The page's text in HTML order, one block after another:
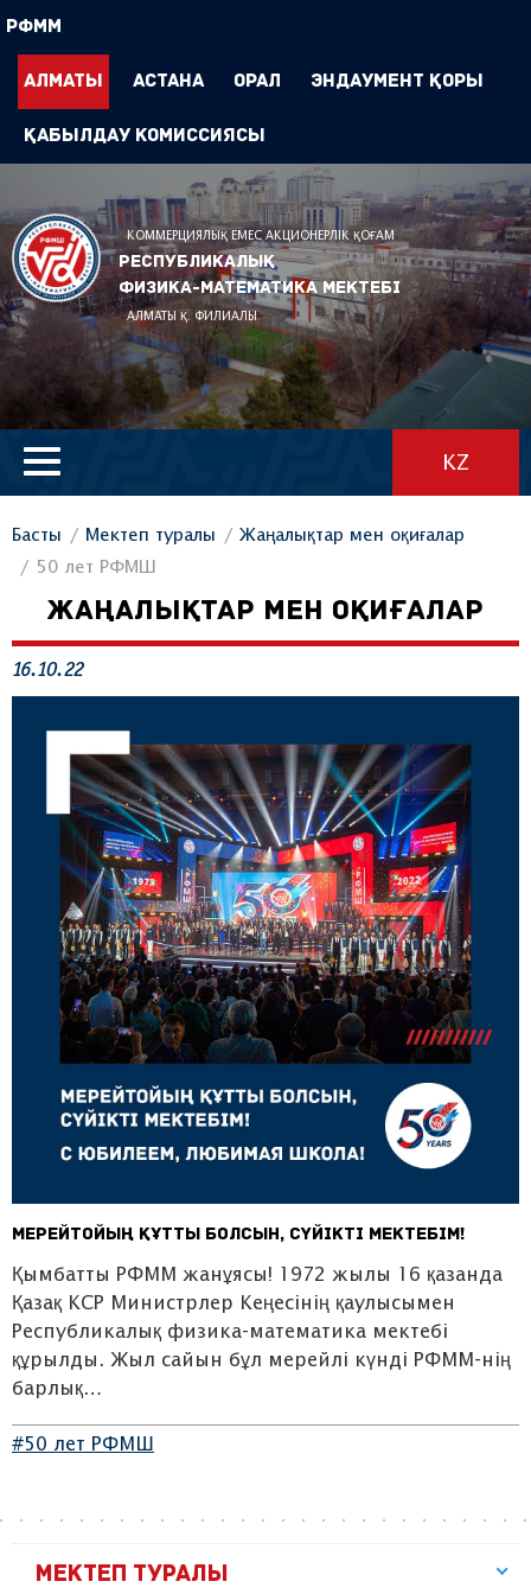
РФММ
Алматы Астана Орал Эндаумент Қоры
Қабылдау комиссиясы
КОММЕРЦИЯЛЫҚ ЕМЕС АКЦИОНЕРЛІК ҚОҒАМ
Республикалық
физика-математика мектебі
АЛМАТЫ Қ. ФИЛИАЛЫ
KZ
Басты Мектеп туралы
Жаңалықтар мен оқиғалар
50 лет РФМШ
ЖАҢАЛЫҚТАР МЕН ОҚИҒАЛАР
16.10.22
Мерейтойың құтты болсын, сүйікті мектебім!
Қымбатты РФММ жанұясы! 1972 жылы 16 қазанда
Қазақ КСР Министрлер Кеңесінің қаулысымен
Республикалық физика-математика мектебі
құрылды. Жыл сайын бұл мерейлі күнді РФММ-нің
барлық…
#50 лет РФМШ
МЕКТЕП ТУРАЛЫ